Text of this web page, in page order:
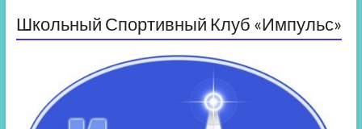
Школьный Спортивный Клуб «Импульс»